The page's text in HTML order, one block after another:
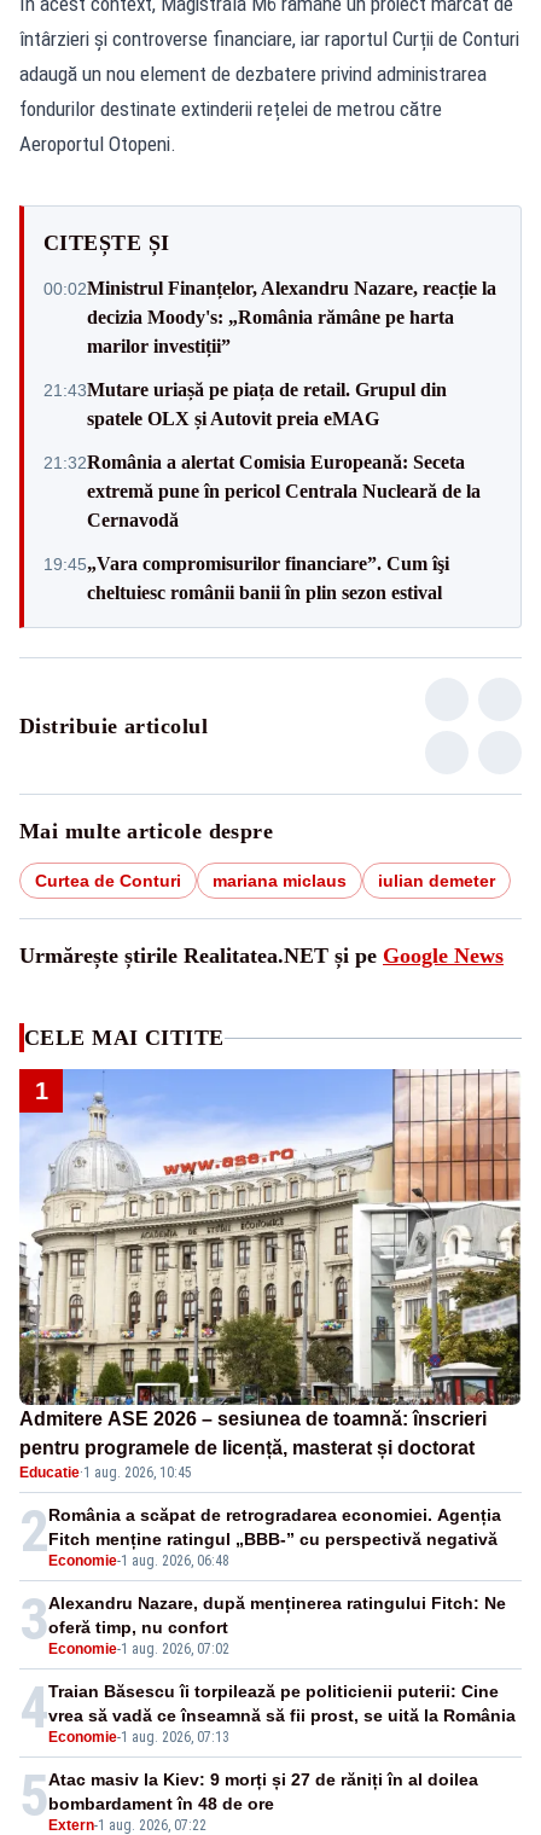
întârzieri și controverse financiare, iar raportul Curții de Conturi
adaugă un nou element de dezbatere privind administrarea
fondurilor destinate extinderii rețelei de metrou către
Aeroportul Otopeni.
CITEȘTE ȘI
00:02Ministrul Finanțelor, Alexandru Nazare, reacție la
decizia Moody's: „România rămâne pe harta
marilor investiții”
21:43Mutare uriașă pe piața de retail. Grupul din
spatele OLX și Autovit preia eMAG
21:32România a alertat Comisia Europeană: Seceta
extremă pune în pericol Centrala Nucleară de la
Cernavodă
19:45„Vara compromisurilor financiare”. Cum îşi
cheltuiesc românii banii în plin sezon estival
Distribuie articolul
Mai multe articole despre
Curtea de Conturi mariana miclaus iulian demeter
Urmărește știrile Realitatea.NET și pe Google News
CELE MAI CITITE
1
Admitere ASE 2026 – sesiunea de toamnă: înscrieri
pentru programele de licență, masterat și doctorat
Educatie·1 aug. 2026, 10:45
2Economie-1 aug. 2026, 06:48
România a scăpat de retrogradarea economiei. Agenția
Fitch menține ratingul „BBB-” cu perspectivă negativă
3Economie-1 aug. 2026, 07:02
Alexandru Nazare, după menținerea ratingului Fitch: Ne
oferă timp, nu confort
4Economie-1 aug. 2026, 07:13
Traian Băsescu îi torpilează pe politicienii puterii: Cine
vrea să vadă ce înseamnă să fii prost, se uită la România
5Extern-1 aug. 2026, 07:22
Atac masiv la Kiev: 9 morți și 27 de răniți în al doilea
bombardament în 48 de ore